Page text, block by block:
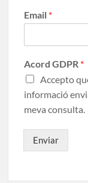
Email *
Acord GDPR *
Accepto
informació
meva consulta.
Enviar